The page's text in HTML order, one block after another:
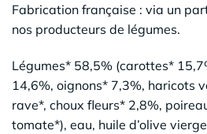
Fabrication française : via un
nos producteurs de légumes.
Légumes* 58,5% (carottes*
14,6%, oignons* 7,3%, haricots
rave*, choux fleurs* 2,8%,
tomate*), eau, huile d’olive